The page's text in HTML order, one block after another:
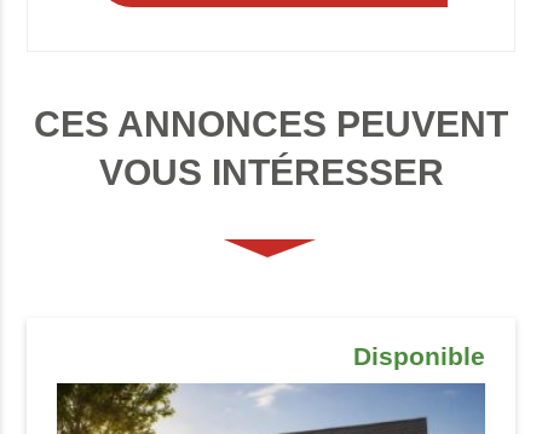
CES ANNONCES PEUVENT
VOUS INTÉRESSER
Disponible